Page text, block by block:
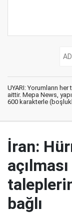
UYARI: Yorumların
aittir. Mepa News,
600 karakterle
İran:
bağlı